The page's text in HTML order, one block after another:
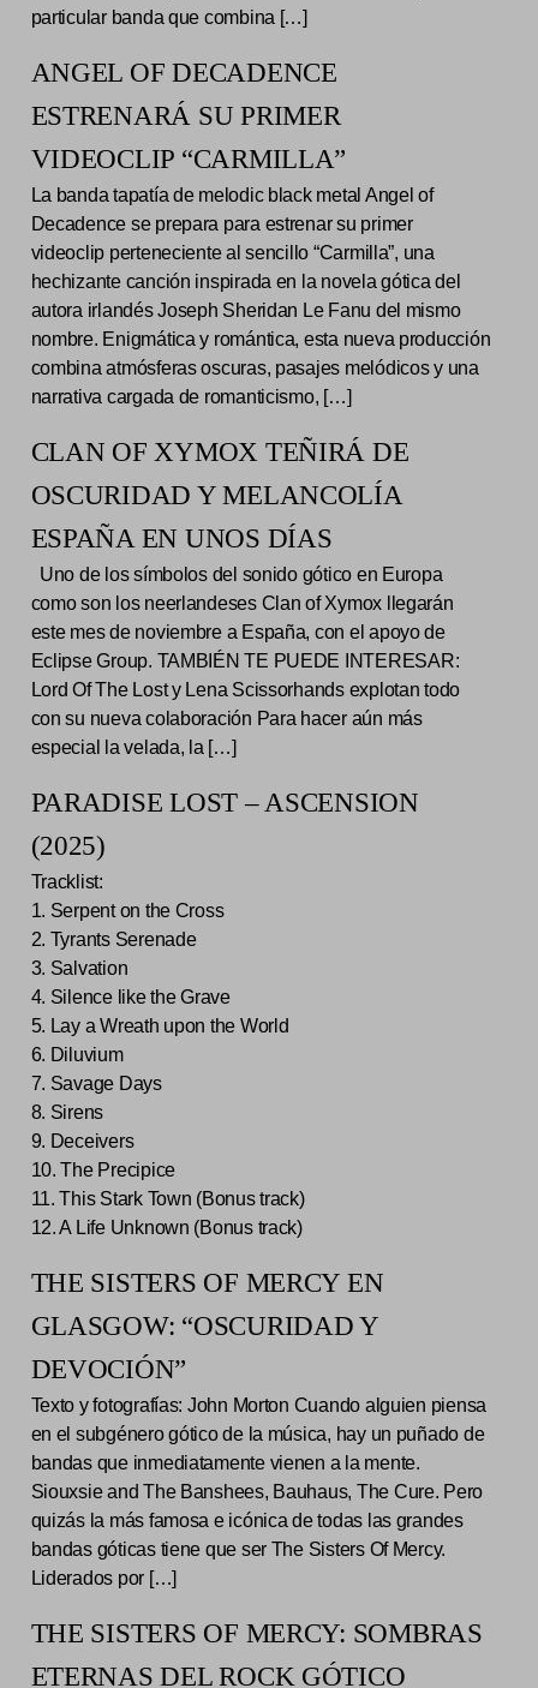
particular banda que combina […]
ANGEL OF DECADENCE
ESTRENARÁ SU PRIMER
VIDEOCLIP “CARMILLA”
La banda tapatía de melodic black metal Angel of
Decadence se prepara para estrenar su primer
videoclip perteneciente al sencillo “Carmilla”, una
hechizante canción inspirada en la novela gótica del
autora irlandés Joseph Sheridan Le Fanu del mismo
nombre. Enigmática y romántica, esta nueva producción
combina atmósferas oscuras, pasajes melódicos y una
narrativa cargada de romanticismo, […]
CLAN OF XYMOX TEÑIRÁ DE
OSCURIDAD Y MELANCOLÍA
ESPAÑA EN UNOS DÍAS
Uno de los símbolos del sonido gótico en Europa
como son los neerlandeses Clan of Xymox llegarán
este mes de noviembre a España, con el apoyo de
Eclipse Group. TAMBIÉN TE PUEDE INTERESAR:
Lord Of The Lost y Lena Scissorhands explotan todo
con su nueva colaboración Para hacer aún más
especial la velada, la […]
PARADISE LOST – ASCENSION
(2025)
Tracklist:
1. Serpent on the Cross
2. Tyrants Serenade
3. Salvation
4. Silence like the Grave
5. Lay a Wreath upon the World
6. Diluvium
7. Savage Days
8. Sirens
9. Deceivers
10. The Precipice
11. This Stark Town (Bonus track)
12. A Life Unknown (Bonus track)
THE SISTERS OF MERCY EN
GLASGOW: “OSCURIDAD Y
DEVOCIÓN”
Texto y fotografías: John Morton Cuando alguien piensa
en el subgénero gótico de la música, hay un puñado de
bandas que inmediatamente vienen a la mente.
Siouxsie and The Banshees, Bauhaus, The Cure. Pero
quizás la más famosa e icónica de todas las grandes
bandas góticas tiene que ser The Sisters Of Mercy.
Liderados por […]
THE SISTERS OF MERCY: SOMBRAS
ETERNAS DEL ROCK GÓTICO